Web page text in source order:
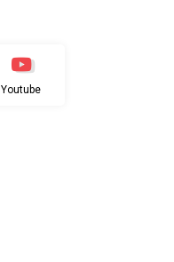
Youtube